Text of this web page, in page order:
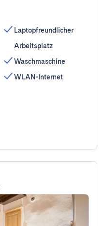
Laptopfreundlicher
Arbeitsplatz
Waschmaschine
WLAN-Internet